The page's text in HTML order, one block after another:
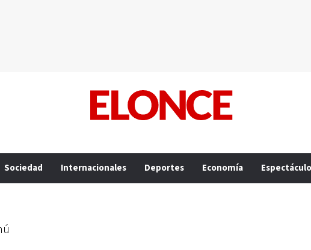
Sociedad Internacionales Deportes Economía